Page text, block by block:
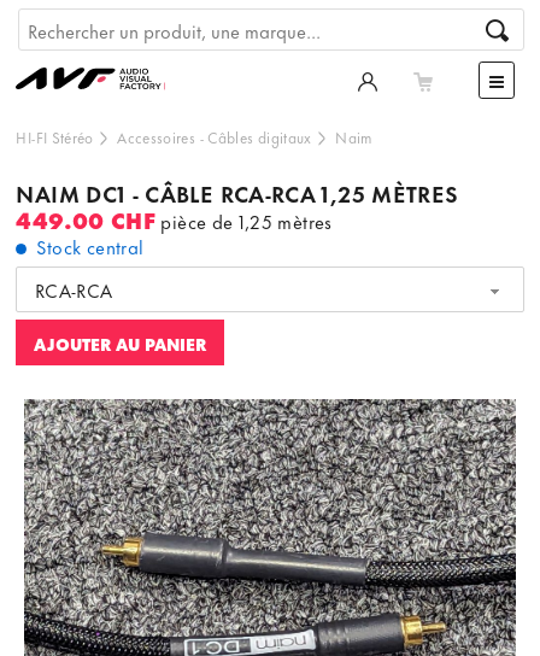
HI-FI Stéréo Accessoires - Câbles digitaux Naim
NAIM DC1 - CÂBLE RCA-RCA 1,25 MÈTRES
449.00 CHF pièce de 1,25 mètres
Stock central
RCA-RCA
AJOUTER AU PANIER